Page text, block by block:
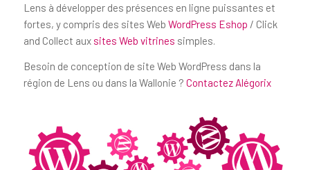
Lens à développer des présences en ligne puissantes et
fortes, y compris des sites Web WordPress Eshop / Click
and Collect aux sites Web vitrines simples.
Besoin de conception de site Web WordPress dans la
région de Lens ou dans la Wallonie ? Contactez Alégorix